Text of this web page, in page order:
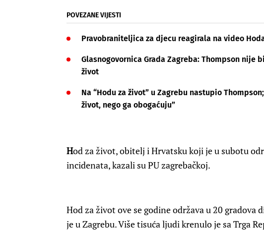
POVEZANE VIJESTI
Pravobraniteljica za djecu reagirala na video
Glasnogovornica Grada Zagreba: Thompson nije
život
Na “Hodu za život” u Zagrebu nastupio
život, nego ga obogaćuju”
Hod za život, obitelj i Hrvatsku koji je u subotu
incidenata, kazali su PU zagrebačkoj.
Hod za život ove se godine održava u 20
je u Zagrebu. Više tisuća ljudi krenulo je sa Trga